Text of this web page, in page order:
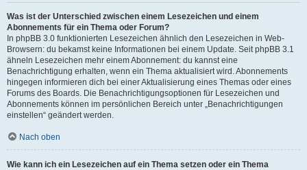
Was ist der Unterschied zwischen einem Lesezeichen und einem
Abonnements für ein Thema oder Forum?
In phpBB 3.0 funktionierten Lesezeichen ähnlich den Lesezeichen in Web-
Browsern: du bekamst keine Informationen bei einem Update. Seit phpBB 3.1
ähneln Lesezeichen mehr einem Abonnement: du kannst eine
Benachrichtigung erhalten, wenn ein Thema aktualisiert wird. Abonnements
hingegen informieren dich bei einer Aktualisierung eines Themas oder eines
Forums des Boards. Die Benachrichtigungsoptionen für Lesezeichen und
Abonnements können im persönlichen Bereich unter „Benachrichtigungen
einstellen“ geändert werden.
Nach oben
Wie kann ich ein Lesezeichen auf ein Thema setzen oder ein Thema